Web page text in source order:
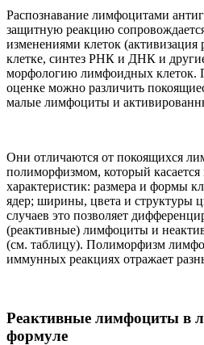
Распознавание лимфоцитами
защитную реакцию
изменениями клеток (активизация
клетке, синтез РНК и ДНК и
морфологию лимфоидных клеток.
оценке можно различить
малые лимфоциты и
Они отличаются от покоящихся
полиморфизмом, который
характеристик: размера и формы
ядер; ширины, цвета и структуры
случаев это позволяет
(реактивные) лимфоциты и
(см. таблицу). Полиморфизм
иммунных реакциях отражает
Реактивные лимфоциты в
формуле